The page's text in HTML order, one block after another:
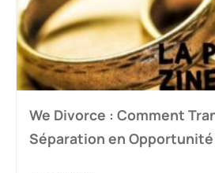
We Divorce : Comment
Séparation en Opportunité